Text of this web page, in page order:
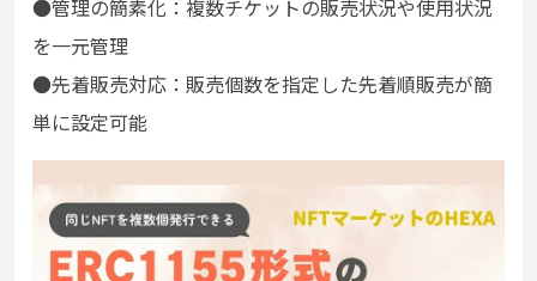
●管理の簡素化：複数チケットの販売状況や使用状況
を一元管理
●先着販売対応：販売個数を指定した先着順販売が簡
単に設定可能